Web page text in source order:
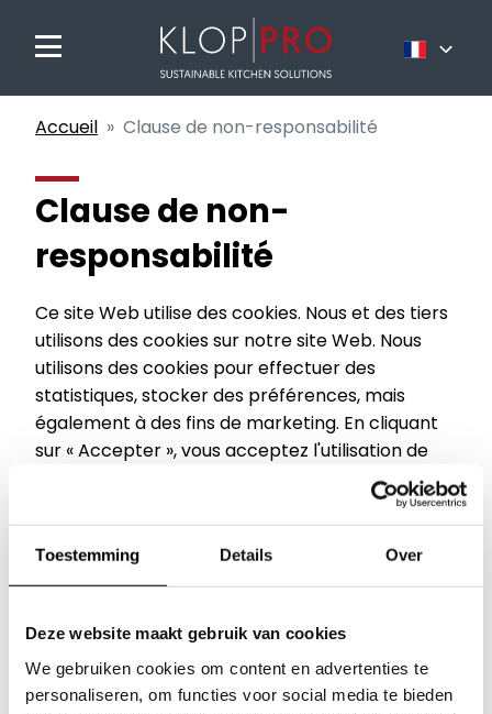
Toestemming Details Over
Deze website maakt gebruik van cookies
We gebruiken cookies om content en advertenties te
personaliseren, om functies voor social media te bieden
Nos marques
Nederlands
Accueil Clause de non-responsabilité
Clause de non-
responsabilité
Ce site Web utilise des cookies. Nous et des tiers
utilisons des cookies sur notre site Web. Nous
utilisons des cookies pour effectuer des
statistiques, stocker des préférences, mais
également à des fins de marketing. En cliquant
sur « Accepter », vous acceptez l'utilisation de
tous les cookies tels que décrits dans cette
déclaration relative aux cookies. Les cookies
sont de petits fichiers texte qui peuvent être
utilisés par les sites Web pour rendre
l'expérience utilisateur plus efficace.
stocker des cookies sur votre appareil s'ils sont
strictement nécessaires à l'utilisation du site.
Nous avons besoin de votre autorisation pour